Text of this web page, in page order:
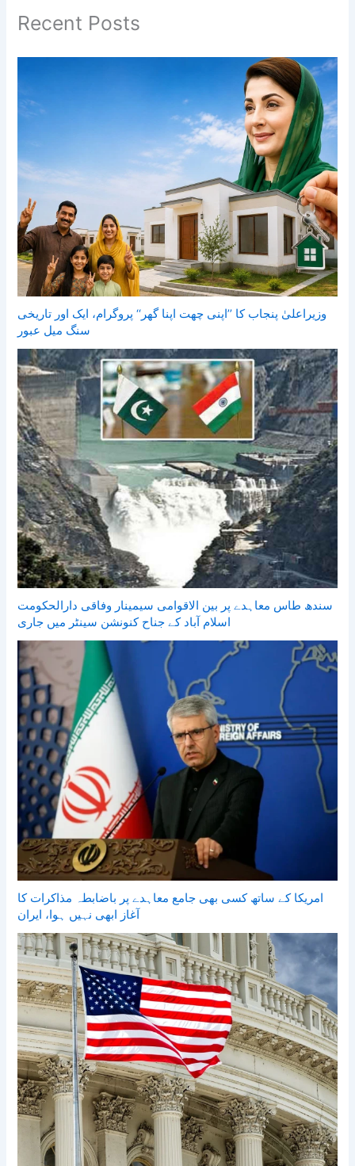
Recent Posts
وزیراعلیٰ پنجاب کا ’’اپنی چھت اپنا گھر‘‘ پروگرام، ایک اور تاریخی
سنگ میل عبور
سندھ طاس معاہدے پر بین الاقوامی سیمینار وفاقی دارالحکومت
اسلام آباد کے جناح کنونشن سینٹر میں جاری
امریکا کے ساتھ کسی بھی جامع معاہدے پر باضابطہ مذاکرات کا
آغاز ابھی نہیں ہوا، ایران